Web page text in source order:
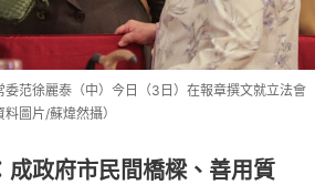
范徐麗泰（中）今日（3日）在報章撰文就立法會
圖片/蘇煒然攝）
成政府市民間橋樑、善用質